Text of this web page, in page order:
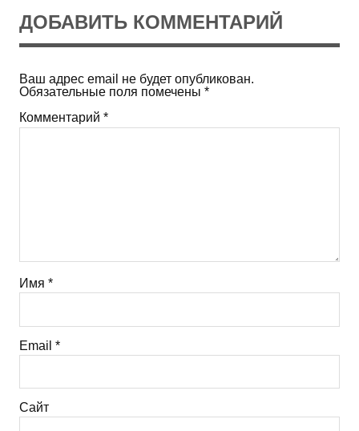
ДОБАВИТЬ КОММЕНТАРИЙ
Ваш адрес email не будет опубликован.
Обязательные поля помечены *
Комментарий *
Имя *
Email *
Сайт